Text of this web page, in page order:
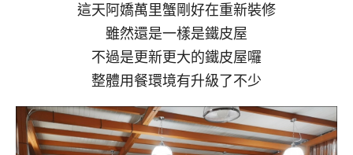
這天阿嬌萬里蟹剛好在重新裝修
雖然還是一樣是鐵皮屋
不過是更新更大的鐵皮屋囉
整體用餐環境有升級了不少